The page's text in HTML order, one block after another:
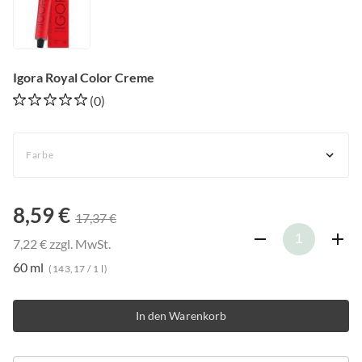
Igora Royal Color Creme
(0)
Farbe
8,59 € 17,37 €
7,22 € zzgl. MwSt.
60 ml (143,17 / 1 l)
In den Warenkorb